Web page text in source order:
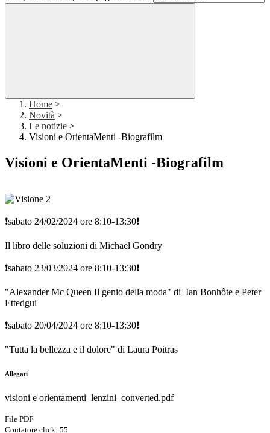
Home >
Novità >
Le notizie >
Visioni e OrientaMenti -Biografilm
Visioni e OrientaMenti -Biografilm
❗sabato 24/02/2024 ore 8:10-13:30❗
Il libro delle soluzioni di Michael Gondry
❗sabato 23/03/2024 ore 8:10-13:30❗
"Alexander Mc Queen Il genio della moda" di Ian Bonhôte e Peter
Ettedgui
❗sabato 20/04/2024 ore 8:10-13:30❗
"Tutta la bellezza e il dolore" di Laura Poitras
Allegati
visioni e orientamenti_lenzini_converted.pdf
File PDF
Contatore click: 55